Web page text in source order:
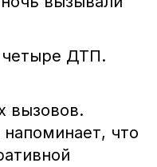
четыре ДТП.
вызовов.
что